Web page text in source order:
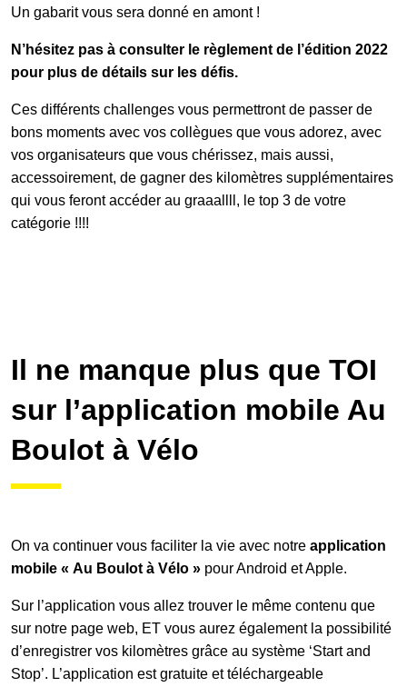
Un gabarit vous sera donné en amont !
N’hésitez pas à consulter le règlement de l’édition 2022
pour plus de détails sur les défis.
Ces différents challenges vous permettront de passer de
bons moments avec vos collègues que vous adorez, avec
vos organisateurs que vous chérissez, mais aussi,
accessoirement, de gagner des kilomètres supplémentaires
qui vous feront accéder au graaallll, le top 3 de votre
catégorie !!!!
Il ne manque plus que TOI
sur l’application mobile Au
Boulot à Vélo
On va continuer vous faciliter la vie avec notre application
mobile « Au Boulot à Vélo » pour Android et Apple.
Sur l’application vous allez trouver le même contenu que
sur notre page web, ET vous aurez également la possibilité
d’enregistrer vos kilomètres grâce au système ‘Start and
Stop’. L’application est gratuite et téléchargeable